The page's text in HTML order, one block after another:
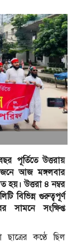
পূর্তিতে উত্তরায়
আজ মঙ্গলবার
হয়। উত্তরা ৪ নম্বর
বিভিন্ন গুরুত্বপূর্ণ
সামনে সংক্ষিপ্ত
ছাত্রের কণ্ঠে ছিল